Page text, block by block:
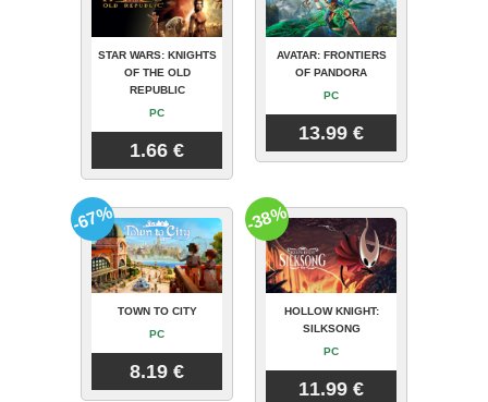
STAR WARS: KNIGHTS
OF THE OLD
REPUBLIC
PC
1.66 €
AVATAR: FRONTIERS
OF PANDORA
PC
13.99 €
TOWN TO CITY
PC
8.19 €
-67%
HOLLOW KNIGHT:
SILKSONG
PC
11.99 €
-38%